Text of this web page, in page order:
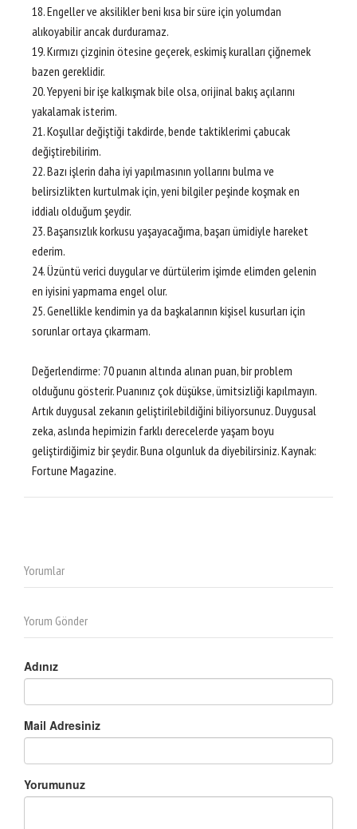
18. Engeller ve aksilikler beni kısa bir süre için yolumdan
alıkoyabilir ancak durduramaz.
19. Kırmızı çizginin ötesine geçerek, eskimiş kuralları çiğnemek
bazen gereklidir.
20. Yepyeni bir işe kalkışmak bile olsa, orijinal bakış açılarını
yakalamak isterim.
21. Koşullar değiştiği takdirde, bende taktiklerimi çabucak
değiştirebilirim.
22. Bazı işlerin daha iyi yapılmasının yollarını bulma ve
belirsizlikten kurtulmak için, yeni bilgiler peşinde koşmak en
iddialı olduğum şeydir.
23. Başarısızlık korkusu yaşayacağıma, başarı ümidiyle hareket
ederim.
24. Üzüntü verici duygular ve dürtülerim işimde elimden gelenin
en iyisini yapmama engel olur.
25. Genellikle kendimin ya da başkalarının kişisel kusurları için
sorunlar ortaya çıkarmam.
Değerlendirme: 70 puanın altında alınan puan, bir problem
olduğunu gösterir. Puanınız çok düşükse, ümitsizliği kapılmayın.
Artık duygusal zekanın geliştirilebildiğini biliyorsunuz. Duygusal
zeka, aslında hepimizin farklı derecelerde yaşam boyu
geliştirdiğimiz bir şeydir. Buna olgunluk da diyebilirsiniz. Kaynak:
Fortune Magazine.
Yorumlar
Yorum Gönder
Adınız
Mail Adresiniz
Yorumunuz